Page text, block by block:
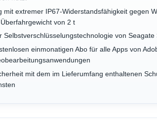
mit extremer IP67-Widerstandsfähigkeit gegen
von 2 t
Selbstverschlüsselungstechnologie von
einmonatigen Abo für alle Apps von
mit dem im Lieferumfang enthaltenen